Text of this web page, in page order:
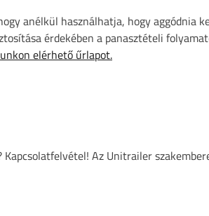
anélkül használhatja, hogy aggódnia
érdekében a panasztételi
elérhető űrlapot.
Az Unitrailer